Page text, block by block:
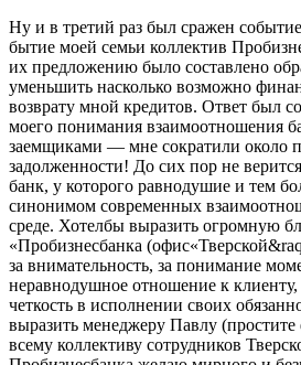
Ну и в третий раз был сражен
бытие моей семьи коллектив
их предложению было составлено
уменьшить насколько возможно
возврату мной кредитов. Ответ был
моего понимания взаимоотношения
заемщиками — мне сократили около
задолженности! До сих пор не
банк, у которого равнодушие и тем
синонимом современных
среде. Хотелбы выразить огромную
«Пробизнесбанка
за внимательность, за понимание
неравнодушное отношение к клиенту,
четкость в исполнении своих
выразить менеджеру Павлу
всему коллективу сотрудников